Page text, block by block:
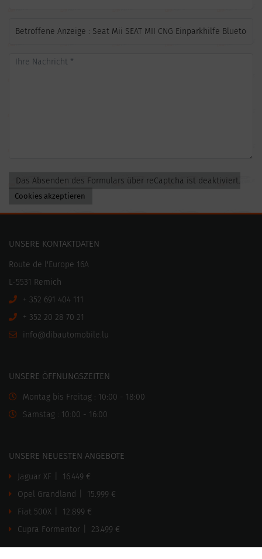
Das Absenden des Formulars über reCaptcha ist deaktiviert.
Cookies akzeptieren
UNSERE KONTAKTDATEN
Route de l'Europe 16A
L-5531 Remich
+ 352 691 404 111
+ 352 20 28 70 21
ul.elibo
motuabid@of
ni
UNSERE ÖFFNUNGSZEITEN
Montag bis Freitag : 10:00 - 18:00
Samstag : 10:00 - 16:00
UNSERE NEUESTEN ANGEBOTE
Jaguar XF
16.449 €
Opel Grandland
15.999 €
Fiat 500X
12.899 €
Cupra Formentor
23.499 €